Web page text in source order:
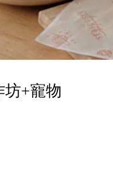
坊+寵物